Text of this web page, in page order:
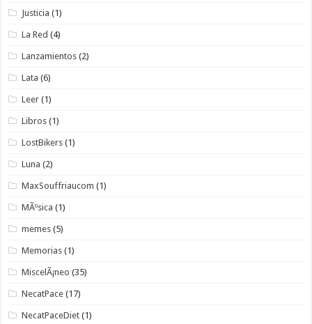
Justicia (1)
La Red (4)
Lanzamientos (2)
Lata (6)
Leer (1)
Libros (1)
LostBikers (1)
Luna (2)
MaxSouffriaucom (1)
MÃºsica (1)
memes (5)
Memorias (1)
MiscelÃ¡neo (35)
NecatPace (17)
NecatPaceDiet (1)